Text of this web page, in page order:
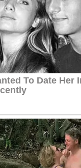
Apartamente 2 camere
Aplică acum pentru toate
tipurile de împrumuturi
și obține bani urgent!